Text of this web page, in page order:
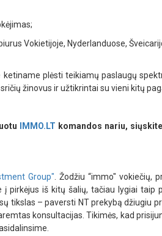
Vokietijoje, Nyderlanduose,
plėsti teikiamų paslaugų
žinovus ir užtikrintai su vieni kitų
IMMO.LT komandos nariu,
Group" . Žodžiu “immo"
pirkėjus iš kitų šalių, tačiau lygiai taip
tikslas – paversti NT prekybą džiugiu
konsultacijas. Tikimės, kad